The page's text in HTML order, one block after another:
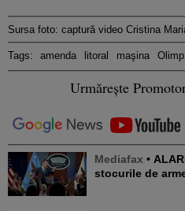
Sursa foto: captură video Cristina
Tags: amenda litoral maşina Olimp
Urmărește
Mediafax • ALARMĂ la Pentagon! SUA își vede
stocurile de